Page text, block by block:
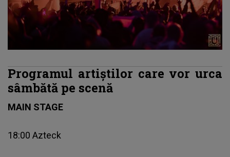
Programul artiştilor care vor urca
sâmbătă pe scenă
MAIN STAGE
18:00 Azteck